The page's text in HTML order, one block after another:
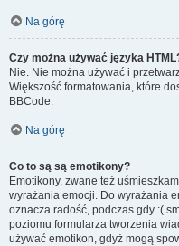
Na górę
Czy można używać języka
Nie. Nie można używać i
Większość formatowania, które
BBCode.
Na górę
Co to są są emotikony?
Emotikony, zwane też
wyrażania emocji. Do wyrażania
oznacza radość, podczas gdy :(
poziomu formularza tworzenia
używać emotikon, gdyż mogą